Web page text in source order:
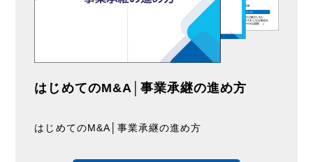
はじめてのM&A│事業承継の進め方
はじめてのM&A│事業承継の進め方